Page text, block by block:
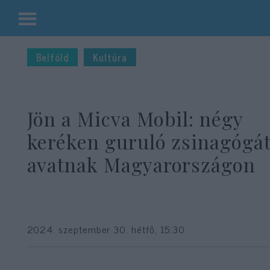
Kilépés
tartalomba
Belföld Kultúra
Jön a Micva Mobil: négy
keréken guruló zsinagógát
avatnak Magyarországon
2024. szeptember 30. hétfő, 15:30